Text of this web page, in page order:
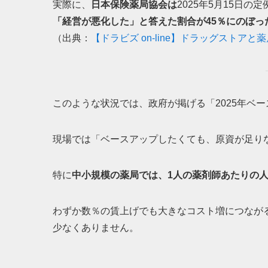
実際に、 日本保険薬局協会は2025年5月15日の定
「経営が悪化した」と答えた割合が45％にのぼっ
（出典：
【ドラビズ on-line】ドラッグストアと
このような状況では、政府が掲げる「2025年ベ
現場では「ベースアップしたくても、原資が足
特に中小規模の薬局では、1人の薬剤師あたりの
わずか数％の賃上げでも大きなコスト増につな
少なくありません。